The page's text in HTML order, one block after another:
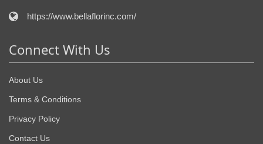
https://www.bellaflorinc.com/
Connect With Us
About Us
Terms & Conditions
Privacy Policy
Contact Us